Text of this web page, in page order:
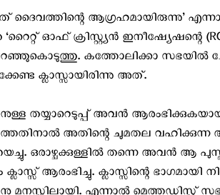
ദൈവത്തിന്റെ ആഗ്രഹമായിരുന്നു’
ഓഫ് ക്രിസ്റ്റ്യന്‍ ഇനീഷ്യേഷന്റെ
കത്തോലിക്കാ സഭയില്‍
ക്ലാസ്സായിരിന്നു അത്.
തയ്യാറെടുപ്പ് അവന്‍
അതിന്റെ ചുമതല
ഒരാഴ്ചക്കുള്ളില്‍ തന്നെ അവന്‍ ആ
ആരംഭിച്ചു. ക്ലാസ്സിന്റെ ഭാഗമായി